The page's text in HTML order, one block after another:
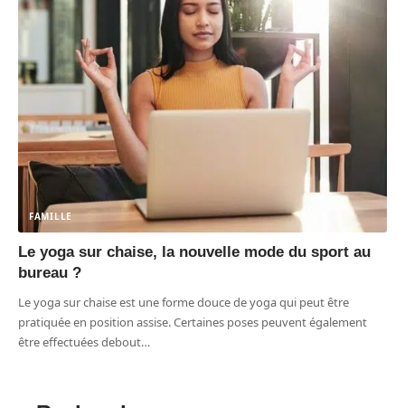
FAMILLE
Le yoga sur chaise, la nouvelle mode du sport au
bureau ?
Le yoga sur chaise est une forme douce de yoga qui peut être
pratiquée en position assise. Certaines poses peuvent également
être effectuées debout…